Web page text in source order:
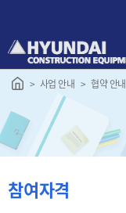
로
가
사업 안내 협약 안내
참여자격